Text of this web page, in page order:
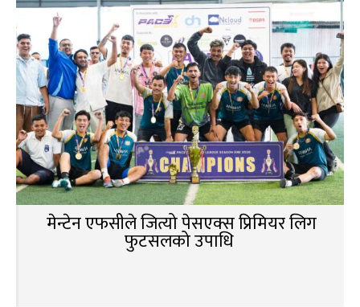
मेन्टेन एफसीले जित्यो पेसएक्स प्रिमियर लिग
फुटसलको उपाधि